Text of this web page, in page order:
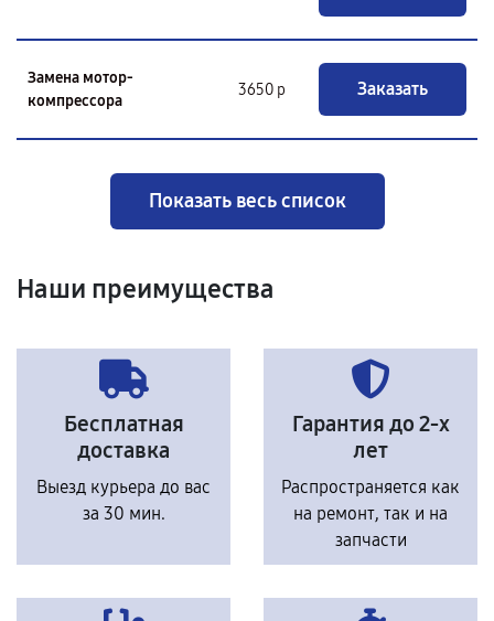
Замена мотор-
компрессора
3650 р Заказать
Показать весь список
Наши преимущества
Бесплатная
доставка
Выезд курьера до вас
за 30 мин.
Гарантия до 2-х
лет
Распространяется как
на ремонт, так и на
запчасти